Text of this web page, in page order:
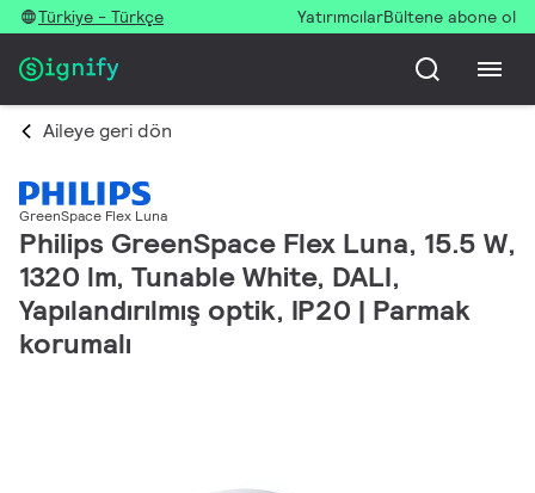
Türkiye - Türkçe YatırımcılarBültene abone ol
Aileye geri dön
GreenSpace Flex Luna
Philips GreenSpace Flex Luna, 15.5 W,
1320 lm, Tunable White, DALI,
Yapılandırılmış optik, IP20 | Parmak
korumalı